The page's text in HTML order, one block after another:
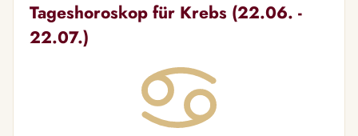
Tageshoroskop für Krebs (22.06. -
22.07.)